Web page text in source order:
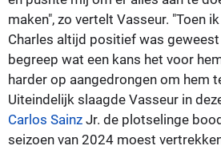
maken", zo vertelt Vasseur. "Toen
Charles altijd positief was
begreep wat een kans het voor
harder op aangedrongen om hem
Uiteindelijk slaagde Vasseur in
Carlos Sainz Jr. de plotselinge
seizoen van 2024 moest